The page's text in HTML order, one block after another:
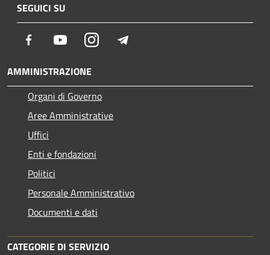
SEGUICI SU
Facebook YoutubeInstagram
AMMINISTRAZIONE
Organi di Governo
Aree Amministrative
Uffici
Enti e fondazioni
Politici
Personale Amministrativo
Documenti e dati
CATEGORIE DI SERVIZIO